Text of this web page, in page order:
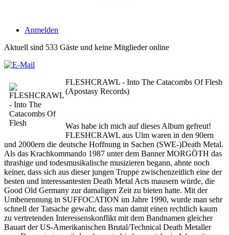
Anmelden
Aktuell sind 533 Gäste und keine Mitglieder online
FLESHCRAWL - Into The Catacombs Of Flesh
(Apostasy Records)
Was habe ich mich auf dieses Album gefreut!
FLESHCRAWL aus Ulm waren in den 90ern
und 2000ern die deutsche Hoffnung in Sachen (SWE-)Death Metal.
Als das Krachkommando 1987 unter dem Banner MORGÖTH das
thrashige und todesmusikalische musizieren begann, ahnte noch
keiner, dass sich aus dieser jungen Truppe zwischenzeitlich eine der
besten und interessantesten Death Metal Acts mausern würde, die
Good Old Germany zur damaligen Zeit zu bieten hatte. Mit der
Umbenennung in SUFFOCATION im Jahre 1990, wurde man sehr
schnell der Tatsache gewahr, dass man damit einen rechtlich kaum
zu vertretenden Interessenskonflikt mit dem Bandnamen gleicher
Bauart der US-Amerikanischen Brutal/Technical Death Metaller